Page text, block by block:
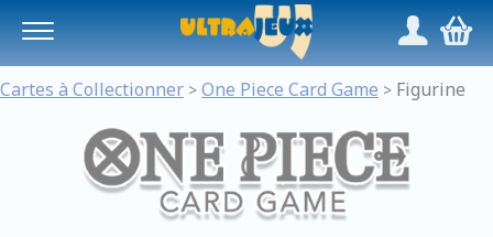
/,
Cartes à Collectionner > One Piece Card Game > Figurine